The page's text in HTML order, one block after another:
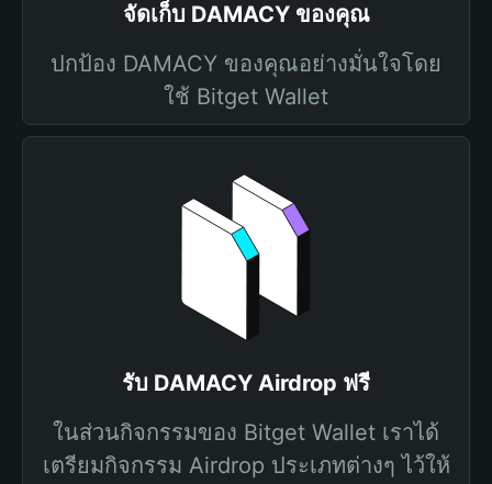
จัดเก็บ DAMACY ของคุณ
ปกป้อง DAMACY ของคุณอย่างมั่นใจโดย
ใช้ Bitget Wallet
รับ DAMACY Airdrop ฟรี
ในส่วนกิจกรรมของ Bitget Wallet เราได้
เตรียมกิจกรรม Airdrop ประเภทต่างๆ ไว้ให้